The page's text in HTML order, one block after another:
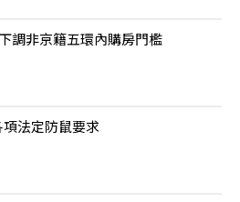
調非京籍五環內購房門檻
法定防鼠要求